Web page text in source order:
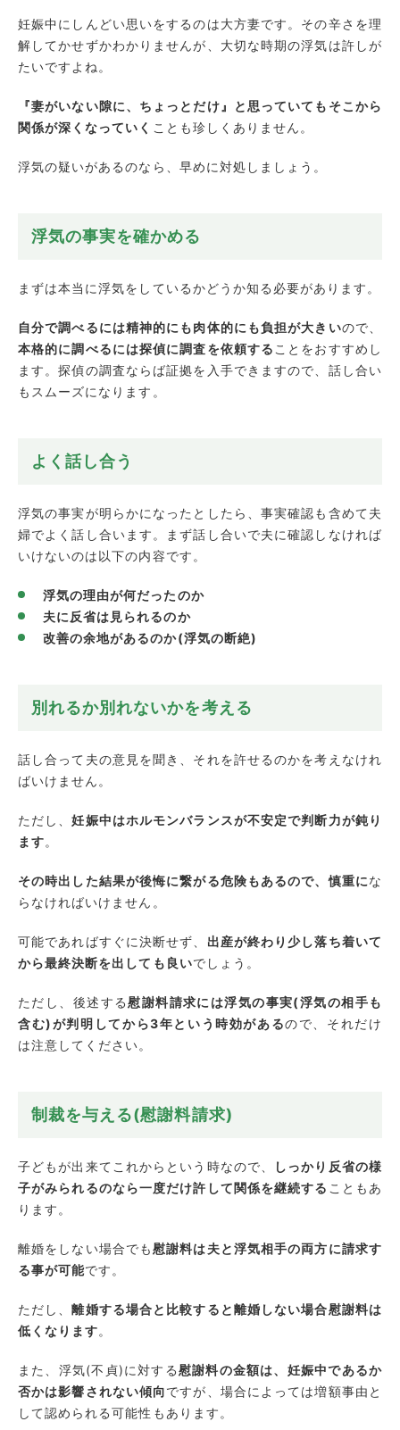
妊娠中にしんどい思いをするのは大方妻です。その辛さを理
解してかせずかわかりませんが、大切な時期の浮気は許しが
たいですよね。
『妻がいない隙に、ちょっとだけ』と思っていてもそこから
関係が深くなっていく ことも珍しくありません。
浮気の疑いがあるのなら、早めに対処しましょう。
浮気の事実を確かめる
まずは本当に浮気をしているかどうか知る必要があります。
自分で調べるには精神的にも肉体的にも負担が大きいので、
本格的に調べるには探偵に調査を依頼することをおすすめし
ます。探偵の調査ならば証拠を入手できますので、話し合い
もスムーズになります。
よく話し合う
浮気の事実が明らかになったとしたら、事実確認も含めて夫
婦でよく話し合います。まず話し合いで夫に確認しなければ
いけないのは以下の内容です。
浮気の理由が何だったのか
夫に反省は見られるのか
改善の余地があるのか(浮気の断絶)
別れるか別れないかを考える
話し合って夫の意見を聞き、それを許せるのかを考えなけれ
ばいけません。
ただし、妊娠中はホルモンバランスが不安定で判断力が鈍り
ます。
その時出した結果が後悔に繋がる危険もあるので、慎重にな
らなければいけません。
可能であればすぐに決断せず、 出産が終わり少し落ち着いて
から最終決断を出しても良いでしょう。
ただし、後述する慰謝料請求には浮気の事実(浮気の相手も
含む)が判明してから3年という時効があるので、それだけ
は注意してください。
制裁を与える(慰謝料請求)
子どもが出来てこれからという時なので、
しっかり反省の様
子がみられるのなら一度だけ許して関係を継続する こともあ
ります。
離婚をしない場合でも慰謝料は夫と浮気相手の両方に請求す
る事が可能です。
ただし、離婚する場合と比較すると離婚しない場合慰謝料は
低くなります。
また、浮気(不貞)に対する慰謝料の金額は、妊娠中であるか
否かは影響されない傾向ですが、場合によっては増額事由と
して認められる可能性もあります。